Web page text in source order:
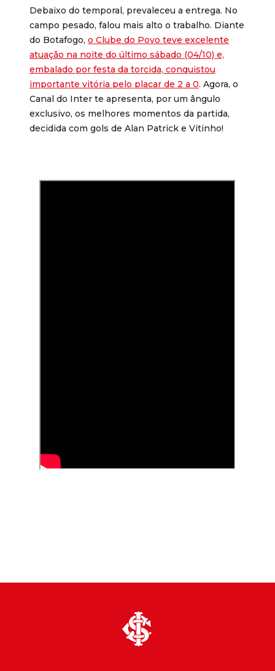
Debaixo do temporal, prevaleceu a entrega. No
campo pesado, falou mais alto o trabalho. Diante
do Botafogo, o Clube do Povo teve excelente
atuação na noite do último sábado (04/10) e,
embalado por festa da torcida, conquistou
importante vitória pelo placar de 2 a 0. Agora, o
Canal do Inter te apresenta, por um ângulo
exclusivo, os melhores momentos da partida,
decidida com gols de Alan Patrick e Vitinho!